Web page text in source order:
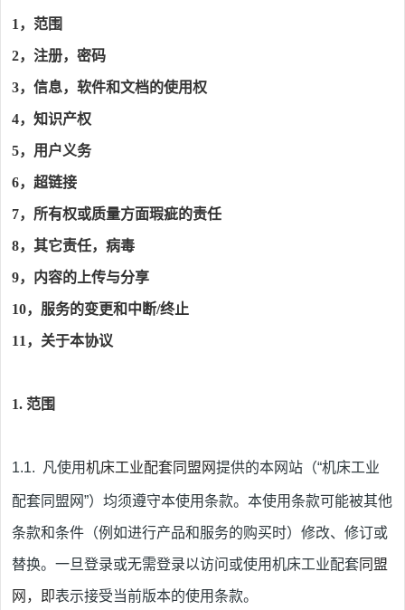
1， 范围
2，注册，密码
3，信息，软件和文档的使用权
4，知识产权
5， 用户义务
6，超链接
7， 所有权或质量方面瑕疵的责任
8，其它责任，病毒
9， 内容的上传与分享
10， 服务的变更和中断/终止
11， 关于本协议
1. 范围
1.1. 凡使用机床工业配套同盟 网提供的本网站（“机床工业
配套同盟网”）均须遵守本使用条款。本使用条款可能被其他
条款和条件（例如进行产品和服务的购买时）修改、修订或
替换。一旦登录或无需登录以访问或使用机床工业配套同盟
网 ，即表示接受当前版本的使用条款。